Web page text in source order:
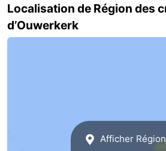
jeux
de
jeux
Bowling
-
Parcours
Centres
Localisation de Région des
d’Ouwerkerk
Afficher